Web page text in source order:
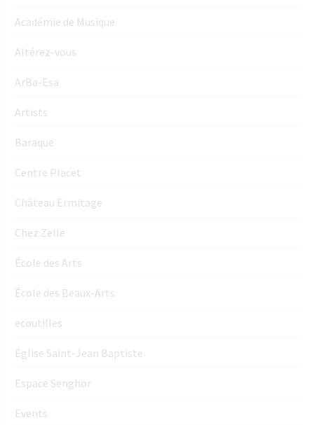
Académie de Musique
Altérez-vous
ArBa-Esa
Artists
Baraque
Centre Placet
Château Ermitage
Chez Zelle
École des Arts
École des Beaux-Arts
ecoutilles
Église Saint-Jean Baptiste
Espace Senghor
Events